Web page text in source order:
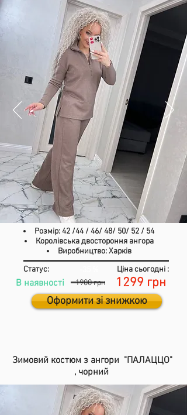
Розмір: 42 /44 / 46/ 48/ 50/ 52 / 54
Королівська двостороння ангора
Виробництво: Харків
Статус:
В наявності 1900 грн
Ціна сьогодні :
1299 грн
Оформити зі знижкою
Зимовий костюм з ангори "ПАЛАЦЦО"
, чорний